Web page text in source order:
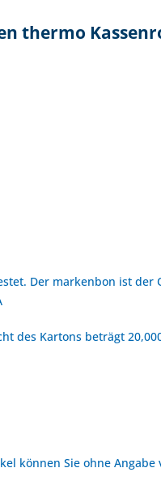
thermo
Der markenbon ist der
des Kartons beträgt
können Sie ohne Angabe